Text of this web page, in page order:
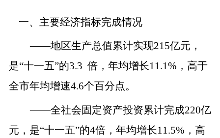
一、主要经济指标完成情况
——地区生产总值累计实现215亿元，
是“十一五”的3.3 倍，年均增长11.1%，高于
全市年均增速4.6个百分点。
——全社会固定资产投资累计完成220亿
元，是“十一五”的4倍，年均增长11.5%，高